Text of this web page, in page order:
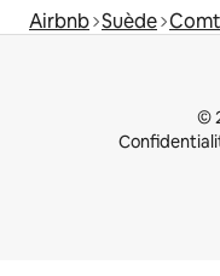
Airbnb Suède
©